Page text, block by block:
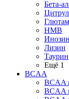
Бета-
HMB
Инозин
Лизин
Таурин
Ещё 1
BCAA
BCAA
BCAA